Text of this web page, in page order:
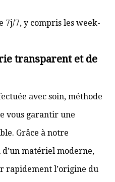
7j/7, y compris les week-
transparent et de
avec soin, méthode
vous garantir une
Grâce à notre
matériel moderne,
rapidement l’origine du